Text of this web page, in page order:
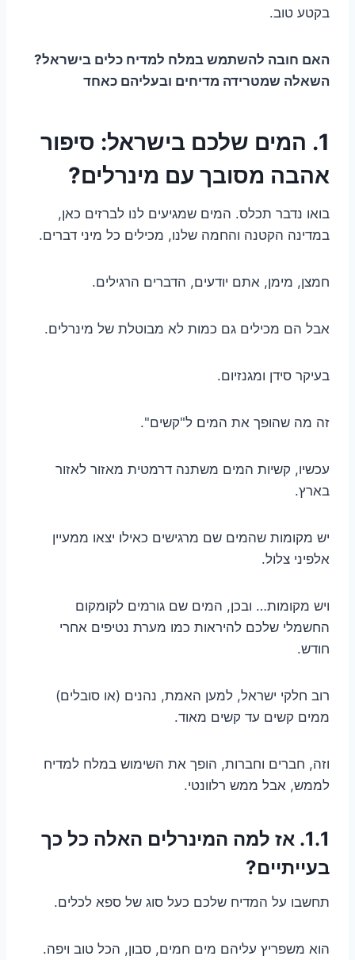
בקטע טוב.
האם חובה להשתמש במלח למדיח כלים בישראל?
השאלה שמטרידה מדיחים ובעליהם כאחד
1. המים שלכם בישראל: סיפור
אהבה מסובך עם מינרלים?
בואו נדבר תכלס. המים שמגיעים לנו לברזים כאן,
במדינה הקטנה והחמה שלנו, מכילים כל מיני דברים.
חמצן, מימן, אתם יודעים, הדברים הרגילים.
אבל הם מכילים גם כמות לא מבוטלת של מינרלים.
בעיקר סידן ומגנזיום.
זה מה שהופך את המים ל"קשים".
עכשיו, קשיות המים משתנה דרמטית מאזור לאזור
בארץ.
יש מקומות שהמים שם מרגישים כאילו יצאו ממעיין
אלפיני צלול.
ויש מקומות… ובכן, המים שם גורמים לקומקום
החשמלי שלכם להיראות כמו מערת נטיפים אחרי
חודש.
רוב חלקי ישראל, למען האמת, נהנים (או סובלים)
ממים קשים עד קשים מאוד.
וזה, חברים וחברות, הופך את השימוש במלח למדיח
לממש, אבל ממש רלוונטי.
1.1. אז למה המינרלים האלה כל כך
בעייתיים?
תחשבו על המדיח שלכם כעל סוג של ספא לכלים.
הוא משפריץ עליהם מים חמים, סבון, הכל טוב ויפה.